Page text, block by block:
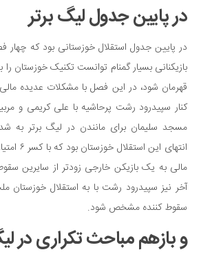
در پایین جدول‌ لیگ برتر
در پایین جدول‌ استقلال خوزستانی بود که چهار
بازیکنانی بسیار گمنام توانست تکنیک خوزستان را
قهرمان شود، در این فصل با مشکلات عدیده
کنار سپیدرود رشت پرحاشیه با علی کریمی و
مسجد سلیمان برای مانندن در لیگ برتر به
انتهای
مالی به یک بازیکن خارجی زودتر از سایرین
آخر نیز سپیدرود رشت با به استقلال خوزستان
سقوط کننده مشخص شود.
و بازهم مباحث تکراری در